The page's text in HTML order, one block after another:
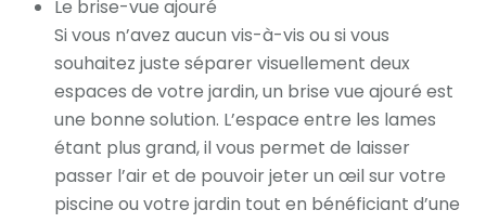
Le brise-vue ajouré
Si vous n’avez aucun vis-à-vis ou si vous
souhaitez juste séparer visuellement deux
espaces de votre jardin, un brise vue ajouré est
une bonne solution. L’espace entre les lames
étant plus grand, il vous permet de laisser
passer l’air et de pouvoir jeter un œil sur votre
piscine ou votre jardin tout en bénéficiant d’une